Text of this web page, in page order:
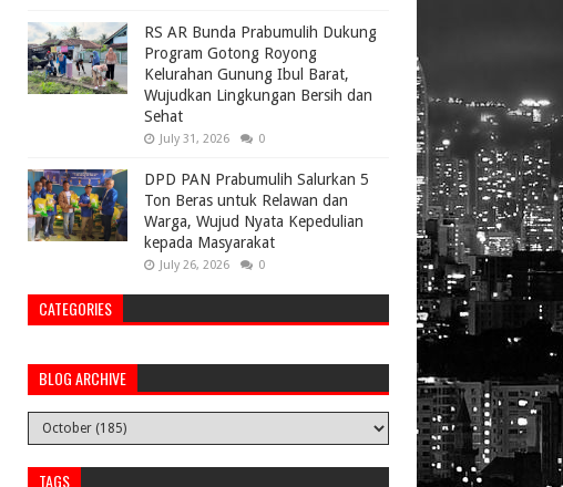
RS AR Bunda Prabumulih Dukung
Program Gotong Royong
Kelurahan Gunung Ibul Barat,
Wujudkan Lingkungan Bersih dan
Sehat
July 31, 2026 0
DPD PAN Prabumulih Salurkan 5
Ton Beras untuk Relawan dan
Warga, Wujud Nyata Kepedulian
kepada Masyarakat
July 26, 2026 0
CATEGORIES
BLOG ARCHIVE
TAGS